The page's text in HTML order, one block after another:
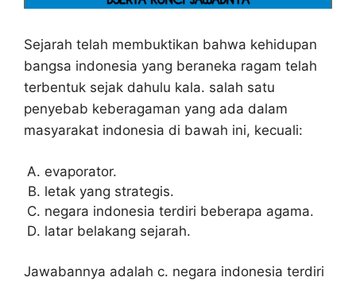
Sejarah telah membuktikan bahwa kehidupan
bangsa indonesia yang beraneka ragam telah
terbentuk sejak dahulu kala. salah satu
penyebab keberagaman yang ada dalam
masyarakat indonesia di bawah ini, kecuali:
evaporator.
letak yang strategis.
negara indonesia terdiri beberapa agama.
latar belakang sejarah.
Jawabannya adalah c. negara indonesia terdiri